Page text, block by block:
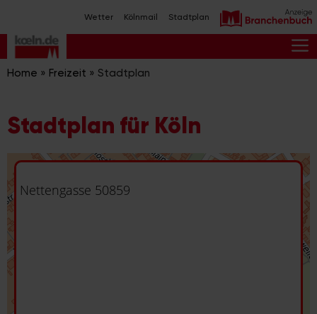
Inhalt
springen
Wetter Kölnmail Stadtplan
Home » Freizeit » Stadtplan
Stadtplan für Köln